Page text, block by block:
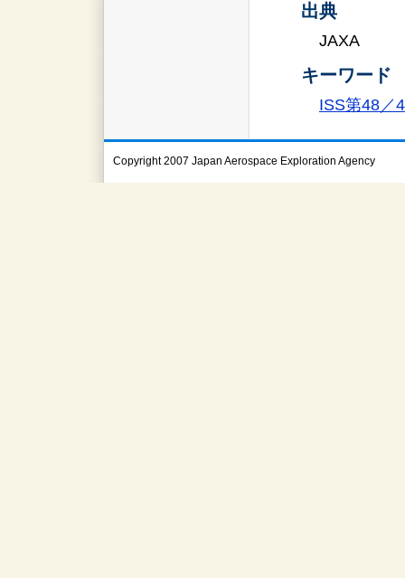
出典
JAXA
キーワード
ISS第48／
Copyright 2007 Japan Aerospace Exploration Agency